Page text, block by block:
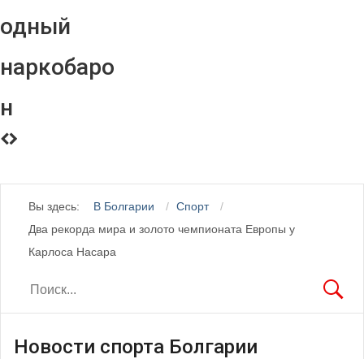
одный
наркобаро
н
Вы здесь: В Болгарии
Спорт
Два рекорда мира и золото чемпионата Европы у
Карлоса Насара
Новости спорта Болгарии